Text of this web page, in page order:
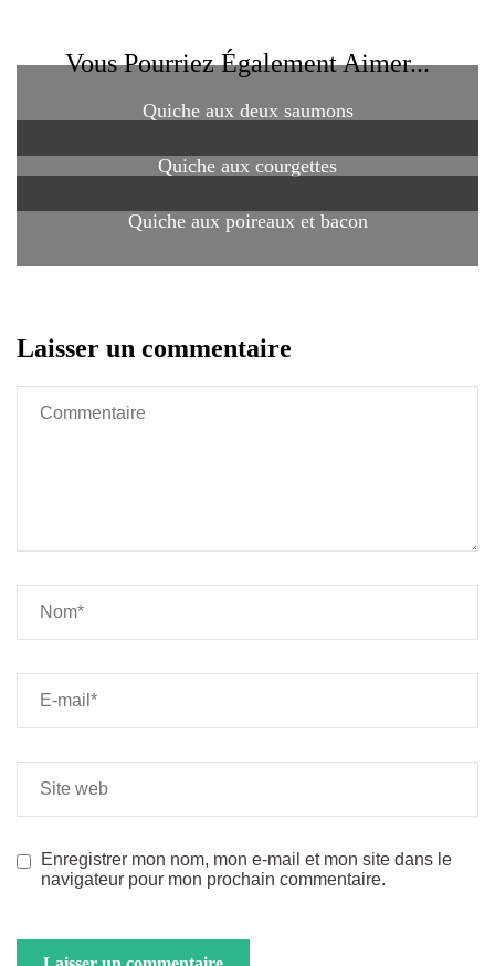
Vous Pourriez Également Aimer...
Quiche aux deux saumons
Quiche aux courgettes
Quiche aux poireaux et bacon
Laisser un commentaire
Enregistrer mon nom, mon e-mail et mon site dans le
navigateur pour mon prochain commentaire.